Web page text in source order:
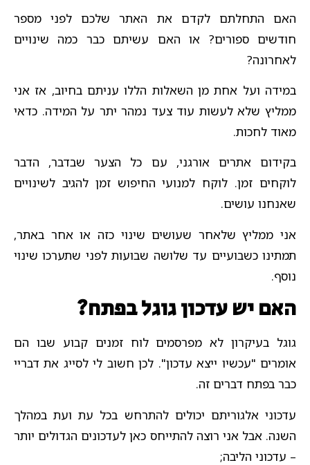
האם התחלתם לקדם את האתר שלכם לפני מספר
חודשים ספורים? או האם עשיתם כבר כמה שינויים
לאחרונה?
במידה ועל אחת מן השאלות הללו עניתם בחיוב, אז אני
ממליץ שלא לעשות עוד צעד נמהר יתר על המידה. כדאי
מאוד לחכות.
בקידום אתרים אורגני, עם כל הצער שבדבר, הדבר
לוקחים זמן. לוקח למנועי החיפוש זמן להגיב לשינויים
שאנחנו עושים.
אני ממליץ שלאחר שעושים שינוי כזה או אחר באתר,
תמתינו כשבועיים עד שלושה שבועות לפני שתערכו שינוי
נוסף.
האם יש עדכון גוגל בפתח?
גוגל בעיקרון לא מפרסמים לוח זמנים קבוע שבו הם
אומרים "עכשיו ייצא עדכון". לכן חשוב לי לסייג את דבריי
כבר בפתח דברים זה.
עדכוני אלגוריתם יכולים להתרחש בכל עת ועת במהלך
השנה. אבל אני רוצה להתייחס כאן לעדכונים הגדולים יותר
– עדכוני הליבה;